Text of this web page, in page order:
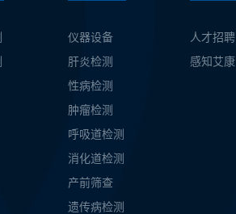
仪器设备
肝炎检测
性病检测
肿瘤检测
呼吸道检测
消化道检测
产前筛查
遗传病检测
人才招聘
感知艾康